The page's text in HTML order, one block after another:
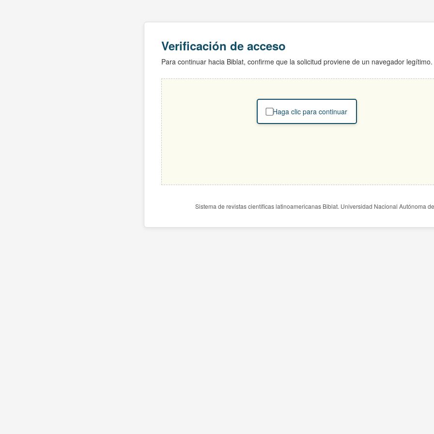
Verificación de acceso
Para continuar hacia Biblat, confirme que la solicitud proviene de un navegador legítimo.
Haga clic para continuar
Sistema de revistas científicas latinoamericanas Biblat. Universidad Nacional Autónoma